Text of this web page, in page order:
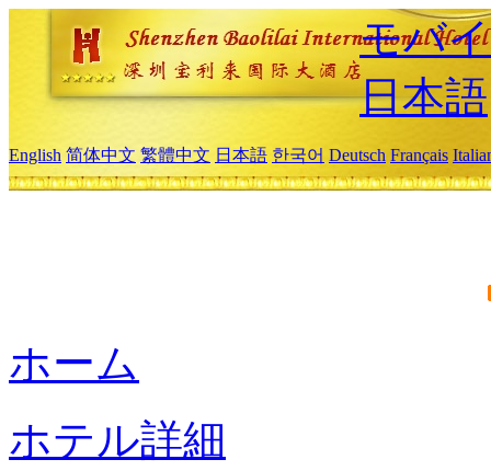
モバ
日本語
English 简体中文 繁體中文 日本語 한국어 Deutsch Français
ホーム
ホテル詳細